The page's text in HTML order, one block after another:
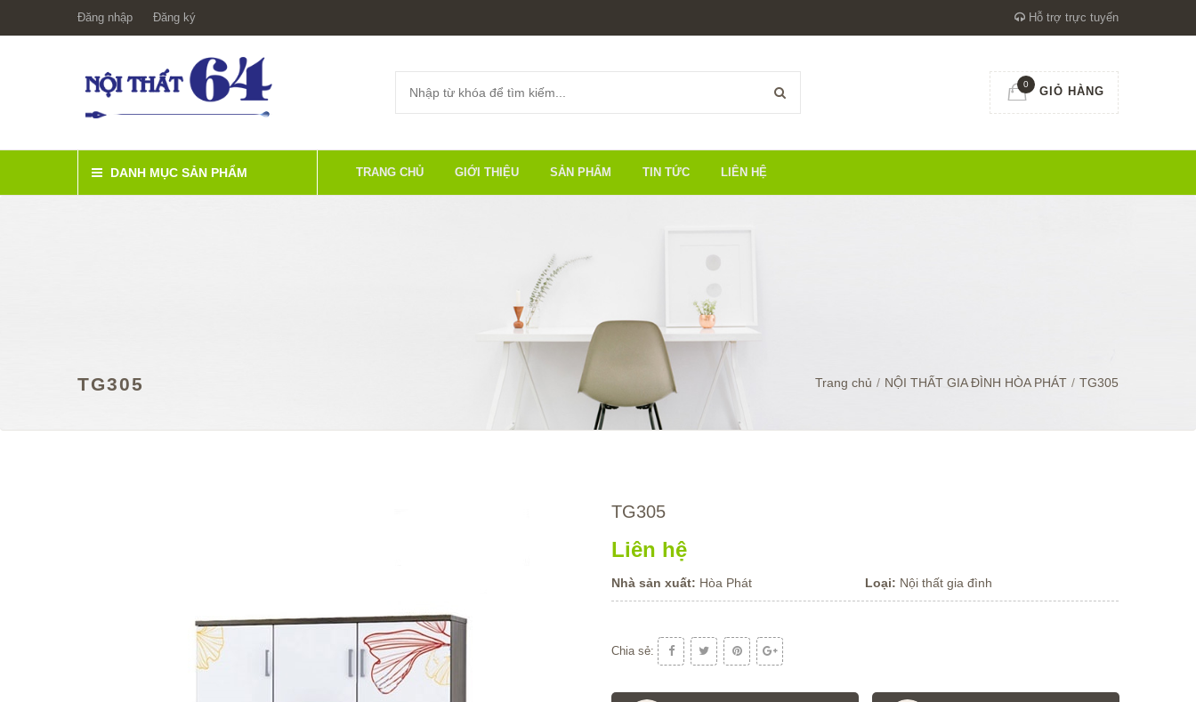
Đăng nhập Đăng ký Hỗ trợ trực tuyến
0
GIỎ HÀNG
DANH MỤC SẢN PHẨM TRANG CHỦ GIỚI THIỆU SẢN PHẨM TIN TỨC LIÊN HỆ
TG305 Trang chủ / NỘI THẤT GIA ĐÌNH HÒA PHÁT / TG305
TG305
Liên hệ
Nhà sản xuất: Hòa Phát Loại: Nội thất gia đình
Chia sẻ: